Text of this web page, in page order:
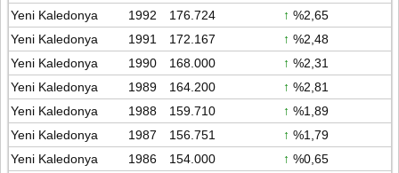
Yeni Kaledonya
1992 176.724 ↑ %2,65
Yeni Kaledonya
1991 172.167 ↑ %2,48
Yeni Kaledonya
1990 168.000 ↑ %2,31
Yeni Kaledonya
1989 164.200 ↑ %2,81
Yeni Kaledonya
1988 159.710 ↑ %1,89
Yeni Kaledonya
1987 156.751 ↑ %1,79
Yeni Kaledonya
1986 154.000 ↑ %0,65